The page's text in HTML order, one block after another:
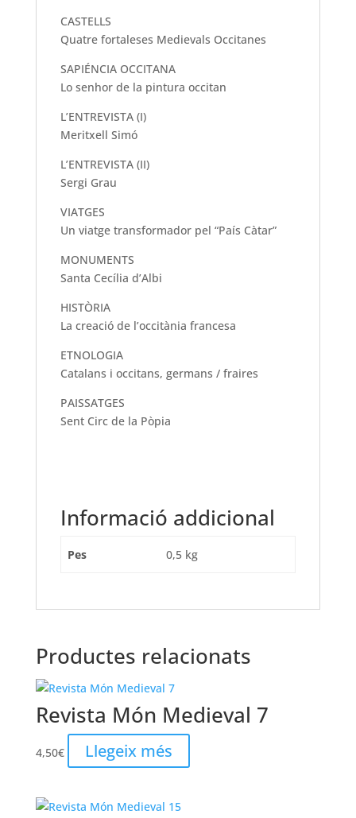
CASTELLS
Quatre fortaleses Medievals Occitanes
SAPIÉNCIA OCCITANA
Lo senhor de la pintura occitan
L’ENTREVISTA (I)
Meritxell Simó
L’ENTREVISTA (II)
Sergi Grau
VIATGES
Un viatge transformador pel “País Càtar”
MONUMENTS
Santa Cecília d’Albi
HISTÒRIA
La creació de l’occitània francesa
ETNOLOGIA
Catalans i occitans, germans / fraires
PAISSATGES
Sent Circ de la Pòpia
Informació addicional
Pes 0,5 kg
Productes relacionats
Revista Món Medieval 7
4,50€ Llegeix més